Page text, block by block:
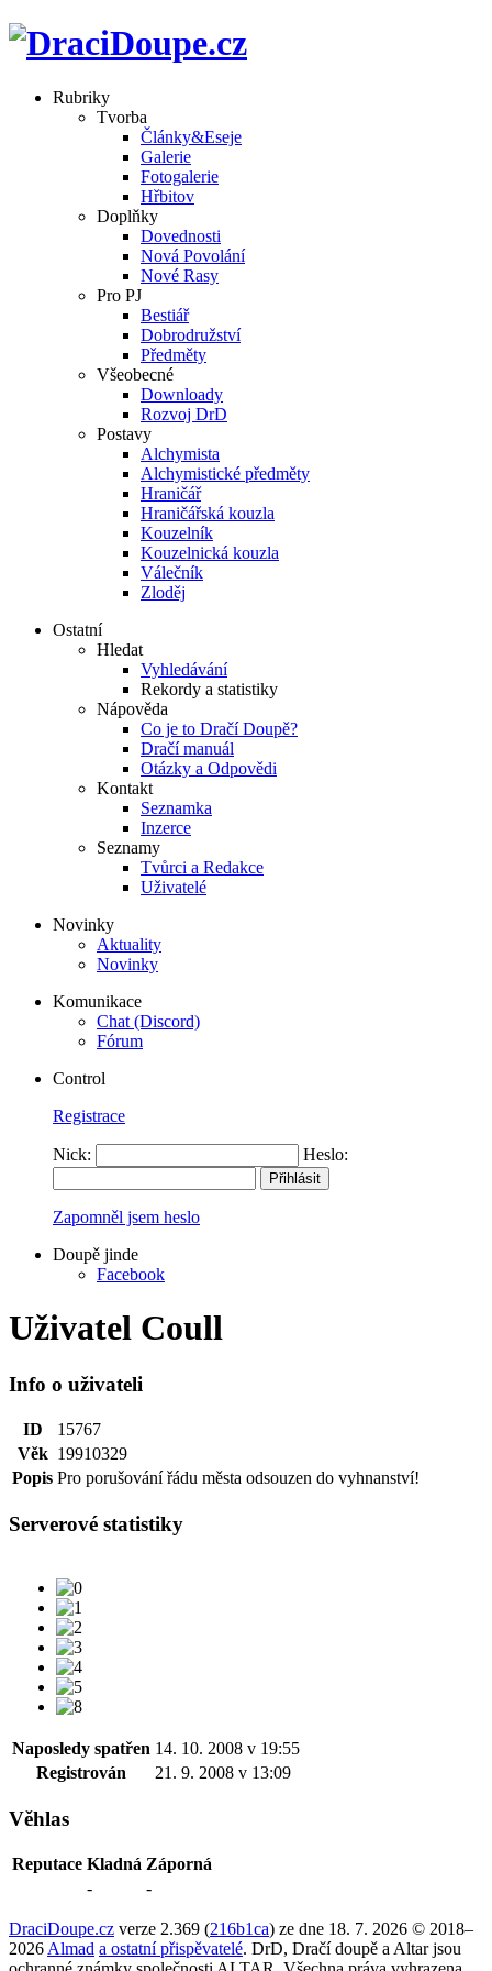
Rubriky
Tvorba
Články&Eseje
Galerie
Fotogalerie
Hřbitov
Doplňky
Dovednosti
Nová Povolání
Nové Rasy
Pro PJ
Bestiář
Dobrodružství
Předměty
Všeobecné
Downloady
Rozvoj DrD
Postavy
Alchymista
Alchymistické předměty
Hraničář
Hraničářská kouzla
Kouzelník
Kouzelnická kouzla
Válečník
Zloděj
Ostatní
Hledat
Vyhledávání
Rekordy a statistiky
Nápověda
Co je to Dračí Doupě?
Dračí manuál
Otázky a Odpovědi
Kontakt
Seznamka
Inzerce
Seznamy
Tvůrci a Redakce
Uživatelé
Novinky
Aktuality
Novinky
Komunikace
Chat (Discord)
Fórum
Control
Registrace
Nick: Heslo:
Zapomněl jsem heslo
Doupě jinde
Facebook
Uživatel Coull
Info o uživateli
ID
15767
Věk 19910329
Popis Pro porušování řádu města odsouzen do vyhnanství!
Serverové statistiky
Naposledy spatřen 14. 10. 2008 v 19:55
Registrován
21. 9. 2008 v 13:09
Věhlas
Reputace Kladná Záporná
-
-
DraciDoupe.cz verze 2.369 (216b1ca) ze dne 18. 7. 2026 © 2018–
2026 Almad a ostatní přispěvatelé. DrD, Dračí doupě a Altar jsou